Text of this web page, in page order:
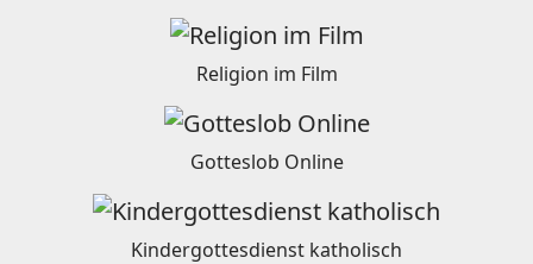
Religion im Film
Gotteslob Online
Kindergottesdienst katholisch